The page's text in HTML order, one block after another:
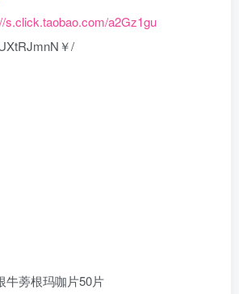
s.click.taobao.com/a2Gz1gu
￥/
牛蒡根玛咖片50片